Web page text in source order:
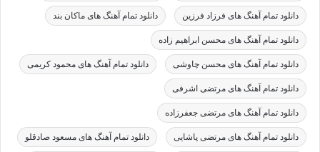
دانلود تمام آهنگ های فرزاد فرزین دانلود تمام آهنگ های ماکان بند
دانلود تمام آهنگ های محسن ابراهیم زاده
دانلود تمام آهنگ های محسن چاوشی دانلود تمام آهنگ های محمود کریمی
دانلود تمام آهنگ های مرتضی اشرفی
دانلود تمام آهنگ های مرتضی جعفرزاده
دانلود تمام آهنگ های مرتضی پاشایی دانلود تمام آهنگ های مسعود صادقلو